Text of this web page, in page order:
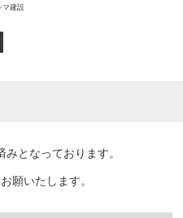
マ建設
となっております。
願いたします。